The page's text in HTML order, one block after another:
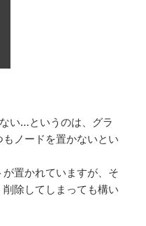
い…というのは、グラ
ノードを置かないとい
置かれていますが、そ
除してしまっても構い